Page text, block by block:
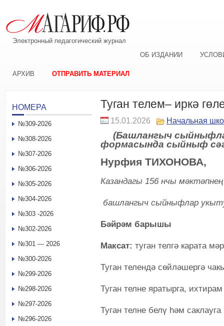
Электронный педагогический журнал
ОБ ИЗДАНИИ
АРХИВ ОТПРАВИТЬ МАТЕРИАЛ
Туган телем– иркә
15.01.2026 Начальная
(Башлангыч
формасында сыйныф
Нурфия ТИХОНОВА,
Казандагы 156 нчы мәктәпнең
башлангыч сыйныфлар
Бәйрәм барышы
Максат: туган телгә карата
Туган телендә сөйләшергә
Туган телне яратырга,
Туган телне белү һәм
НОМЕРА
№309-2026
№308-2026
№307-2026
№306-2026
№305-2026
№304-2026
№303 -2026
№302-2026
№301 — 2026
№300-2026
№299-2026
№298-2026
№297-2026
№296-2026